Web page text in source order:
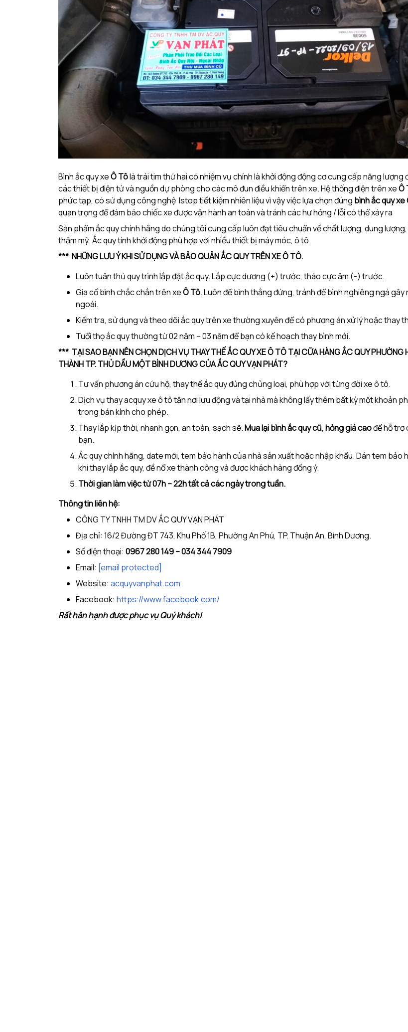
Bình ắc quy xeÔ Tôlà trái tim thứ hai có nhiệm vụ chính là khởi động động cơ cung cấp năng lượng
các thiết bị điện tử và nguồn dự phòng cho các mô đun điều khiển trên xe. Hệ thống điện trên xeÔ
phức tạp, có sử dụng công nghệ Istop tiết kiệm nhiên liệu vì vậy việc lựa chọn đúng bình ắc quy xe
quan trọng để đảm bảo chiếc xe được vận hành an toàn và tránh các hư hỏng / lỗi có thể xảy ra
Sản phẩm ắc quy chính hãng do chúng tôi cung cấp luôn đạt tiêu chuẩn về chất lượng, dung
thẩm mỹ. Ắc quy tính khởi động phù hợp với nhiều thiết bị máy móc, ô tô.
*** NHỮNG LƯU Ý KHI SỬ DỤNG VÀ BẢO QUẢN ẮC QUY TRÊN XE Ô TÔ.
Luôn tuân thủ quy trình lắp đặt ắc quy. Lắp cực dương (+) trước, tháo cực âm (-) trước.
Gia cố bình chắc chắn trên xeÔ Tô. Luôn để bình thẳng đứng, tránh để bình nghiêng ngả gây
ngoài.
Kiểm tra, sử dụng và theo dõi ắc quy trên xe thường xuyên để có phương án xử lý hoặc thay
Tuổi thọ ắc quy thường từ 02 năm – 03 năm để bạn có kế hoạch thay bình mới.
*** TẠI SAO BẠN NÊN CHỌN DỊCH VỤ THAY THẾ ẮC QUY XE Ô TÔ TẠI CỮA HÀNG ẮC QUYPHƯỜNG
THÀNH TP. THỦ DẦU MỘT BÌNH DƯƠNGCỦA ẮC QUY VẠN PHÁT?
Tư vấn phương án cứu hộ, thay thế ắc quy đúng chủng loại, phù hợp với từng đời xe ô tô.
Dịch vụ thay acquy xe ô tô tận nơi lưu động và tại nhà mà không lấy thêm bất kỳ một khoản
trong bán kính cho phép.
Thay lắp kịp thời, nhanh gọn, an toàn, sạch sẽ.Mua lại bình ắc quy cũ, hỏng giá caođể hỗ trợ
bạn.
Ắc quy chính hãng, date mới, tem bảo hành của nhà sản xuất hoặc nhập khẩu. Dán tem bảo
khi thay lắp ắc quy, đề nổ xe thành công và được khách hàng đồng ý.
Thời gian làm việc từ 07h – 22h tất cả các ngày trong tuần.
Thông tin liên hệ:
CÔNG TY TNHH TM DV ẮC QUY VẠN PHÁT
Địa chỉ: 16/2 Đường ĐT 743, Khu Phố 1B, Phường An Phú, TP. Thuận An, Bình Dương.
Số điện thoại: 0967 280 149 – 034 344 7909
Email: [email protected]
Website: acquyvanphat.com
Facebook: https://www.facebook.com/
Rất hân hạnh được phục vụ Quý khách!